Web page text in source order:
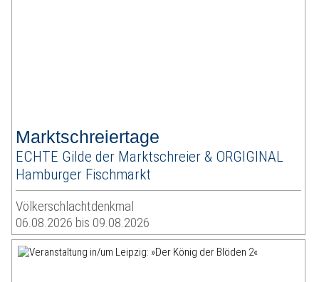
Marktschreiertage
ECHTE Gilde der Marktschreier & ORGIGINAL
Hamburger Fischmarkt
Völkerschlachtdenkmal
06.08.2026 bis 09.08.2026